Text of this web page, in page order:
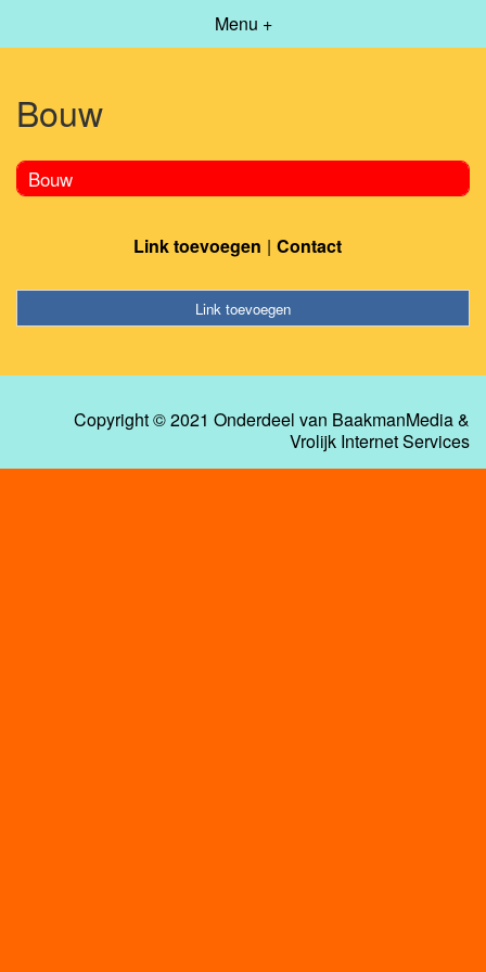
Menu +
Bouw
Bouw
Link toevoegen Contact
Link toevoegen
Copyright © 2021 Onderdeel van BaakmanMedia&
Vrolijk Internet Services